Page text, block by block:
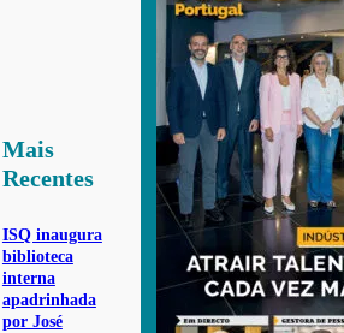
Mais
Recentes
ISQ inaugura
biblioteca
interna
apadrinhada
por José